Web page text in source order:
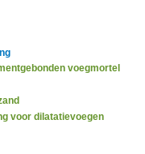
voegmortel
voor dilatatievoegen